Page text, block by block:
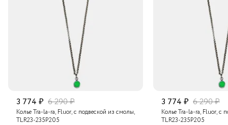
Подробнее о сроках доставки
3 774 ₽ 6 290 ₽
Колье Tra-la-ra, Fluor, с подвеской из смолы,
TLR23-235P205
3 774 ₽ 6 290 ₽
Колье Tra-la-ra, Fluor, с
TLR23-235P205